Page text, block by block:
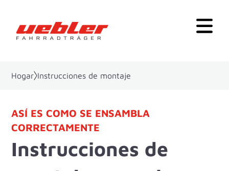
Hogar Instrucciones de montaje
ASÍ ES COMO SE ENSAMBLA
CORRECTAMENTE
Instrucciones de